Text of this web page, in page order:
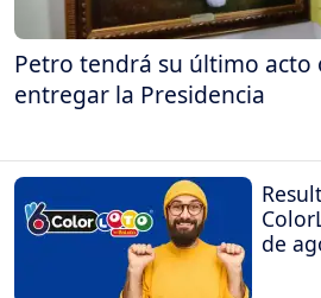
Petro tendrá su último acto
entregar la Presidencia
de